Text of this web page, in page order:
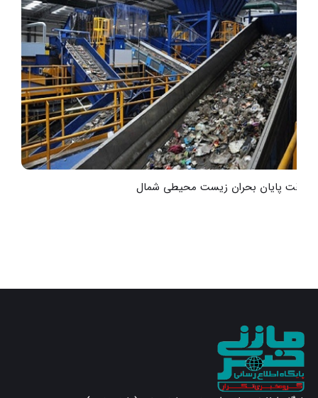
به‌وقت پایان بحران زیست محیطی شمال